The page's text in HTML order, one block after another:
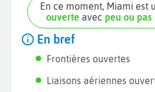
En ce moment, Miami est
ouverte avec peu ou
En bref
Frontières ouvertes
Liaisons aériennes